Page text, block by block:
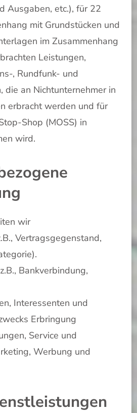
Ausgaben, etc.), für 22
mit Grundstücken und
im Zusammenhang
Leistungen,
, Rundfunk- und
die an Nichtunternehmer in
erbracht werden und für
Shop (MOSS) in
wird.
wir
Vertragsgegenstand,
Bankverbindung,
Interessenten und
Erbringung
Service und
Werbung und